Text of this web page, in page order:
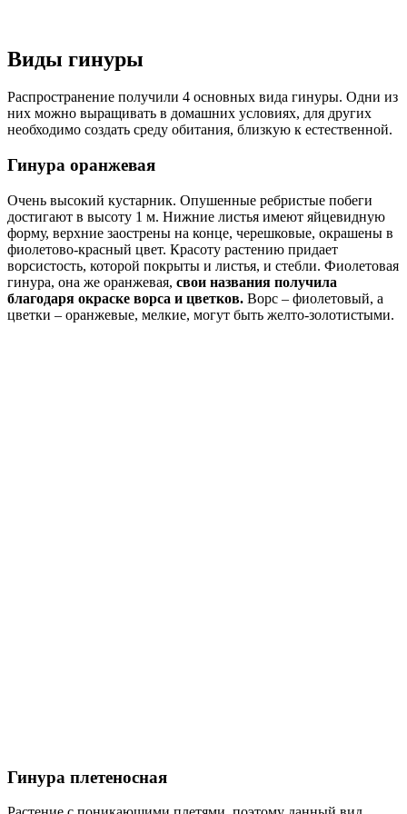
Виды гинуры
Распространение получили 4 основных вида гинуры. Одни из
них можно выращивать в домашних условиях, для других
необходимо создать среду обитания, близкую к естественной.
Гинура оранжевая
Очень высокий кустарник. Опушенные ребристые побеги
достигают в высоту 1 м. Нижние листья имеют яйцевидную
форму, верхние заострены на конце, черешковые, окрашены в
фиолетово-красный цвет. Красоту растению придает
ворсистость, которой покрыты и листья, и стебли. Фиолетовая
гинура, она же оранжевая, свои названия получила
благодаря окраске ворса и цветков. Ворс – фиолетовый, а
цветки – оранжевые, мелкие, могут быть желто-золотистыми.
Гинура плетеносная